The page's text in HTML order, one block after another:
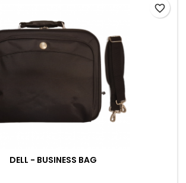
DELL - BUSINESS BAG
favorite_border